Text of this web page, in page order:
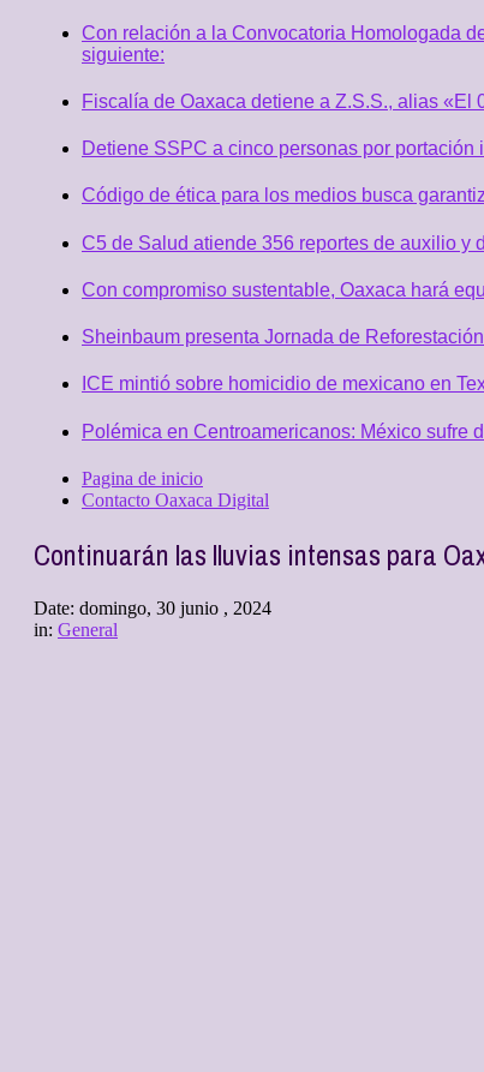
Con relación a la Convocatoria Homologada
siguiente:
Fiscalía de Oaxaca detiene a Z.S.S., alias
Detiene SSPC a cinco personas por
Código de ética para los medios busca
C5 de Salud atiende 356 reportes de auxilio y
Con compromiso sustentable, Oaxaca hará
Sheinbaum presenta Jornada de
ICE mintió sobre homicidio de mexicano en
Polémica en Centroamericanos: México sufre
Pagina de inicio
Contacto Oaxaca Digital
Continuarán las lluvias intensas para
Date: domingo, 30 junio , 2024
in: General